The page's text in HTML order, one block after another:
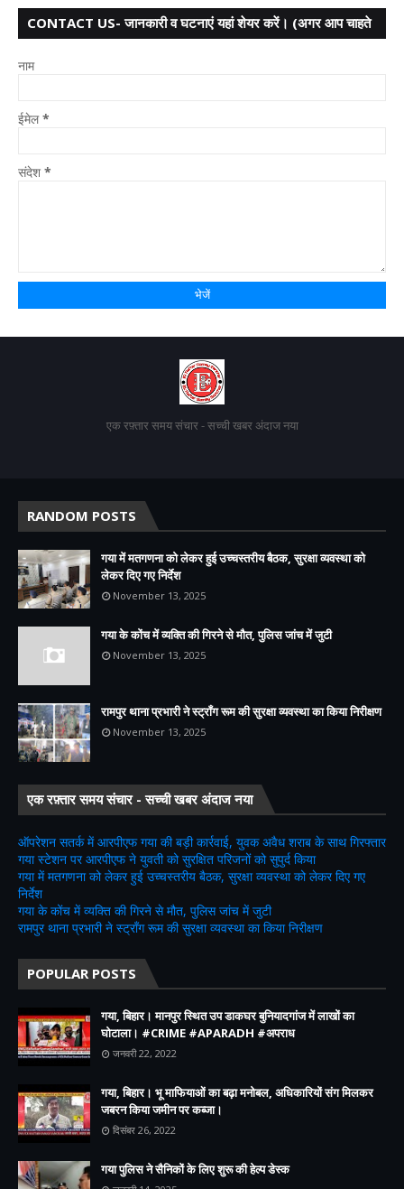
CONTACT US- जानकारी व घटनाएं यहां शेयर करें। (अगर आप चाहते
नाम
ईमेल*
संदेश *
एक रफ़्तार समय संचार - सच्ची खबर अंदाज नया
RANDOM POSTS
गया में मतगणना को लेकर हुई उच्चस्तरीय बैठक, सुरक्षा व्यवस्था को
लेकर दिए गए निर्देश
November 13, 2025
गया के कोंच में व्यक्ति की गिरने से मौत, पुलिस जांच में जुटी
November 13, 2025
रामपुर थाना प्रभारी ने स्ट्रॉंग रूम की सुरक्षा व्यवस्था का किया निरीक्षण
November 13, 2025
एक रफ़्तार समय संचार - सच्ची खबर अंदाज नया
ऑपरेशन सतर्क में आरपीएफ गया की बड़ी कार्रवाई, युवक अवैध शराब के साथ गिरफ्तार
गया स्टेशन पर आरपीएफ ने युवती को सुरक्षित परिजनों को सुपुर्द किया
गया में मतगणना को लेकर हुई उच्चस्तरीय बैठक, सुरक्षा व्यवस्था को लेकर दिए गए
निर्देश
गया के कोंच में व्यक्ति की गिरने से मौत, पुलिस जांच में जुटी
रामपुर थाना प्रभारी ने स्ट्रॉंग रूम की सुरक्षा व्यवस्था का किया निरीक्षण
POPULAR POSTS
गया, बिहार। मानपुर स्थित उप डाकघर बुनियादगांज में लाखों का
घोटाला। #CRIME #APARADH #अपराध
जनवरी 22, 2022
गया, बिहार। भू माफियाओं का बढ़ा मनोबल, अधिकारियों संग मिलकर
जबरन किया जमीन पर कब्जा।
दिसंबर 26, 2022
गया पुलिस ने सैनिकों के लिए शुरू की हेल्प डेस्क